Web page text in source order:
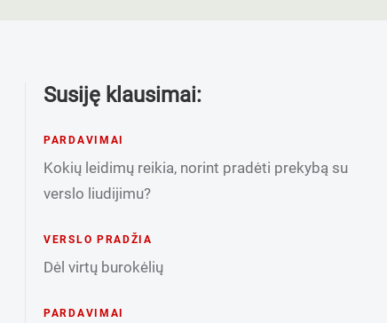
Susiję klausimai:
PARDAVIMAI
Kokių leidimų reikia, norint pradėti prekybą su
verslo liudijimu?
VERSLO PRADŽIA
Dėl virtų burokėlių
PARDAVIMAI